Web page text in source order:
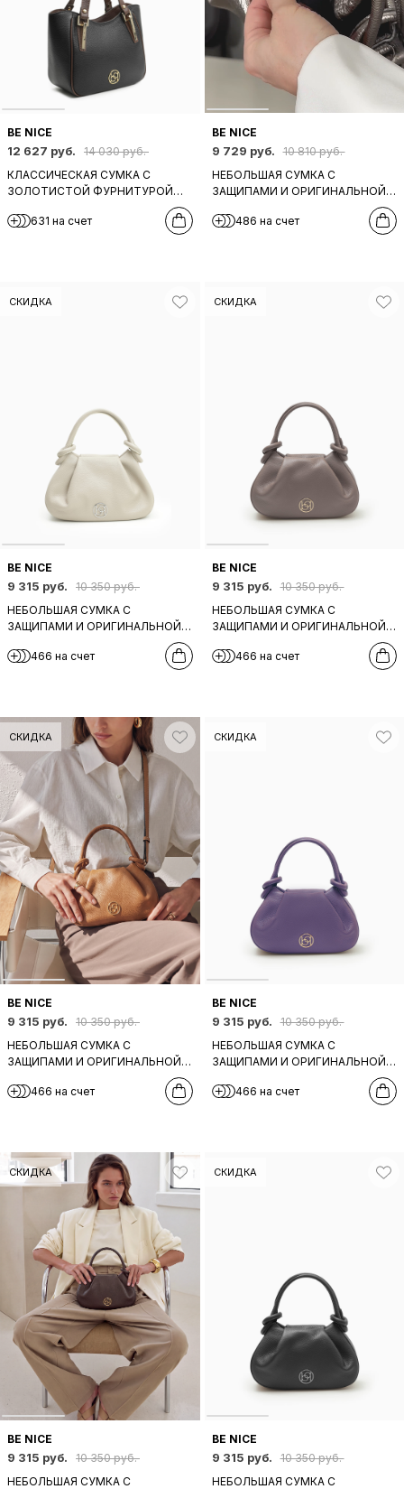
BE NICE
12 627 руб.
14 030 руб.
КЛАССИЧЕСКАЯ СУМКА С
ЗОЛОТИСТОЙ ФУРНИТУРОЙ
ОТ BE NICE ИЗ НАТУРАЛЬНОЙ
ЧЕРНОЙ КОЖИ
631 на счет
BE NICE
9 729 руб.
10 810 руб.
НЕБОЛЬШАЯ СУМКА С
ЗАЩИПАМИ И ОРИГИНАЛЬНОЙ
НАТУРАЛЬНОЙ КОЖИ
486 на счет
СКИДКА
BE NICE
9 315 руб.
10 350 руб.
НЕБОЛЬШАЯ СУМКА С
ЗАЩИПАМИ И ОРИГИНАЛЬНОЙ
НАТУРАЛЬНОЙ КОЖИ БЕЖЕВОГО
466 на счет
СКИДКА
BE NICE
9 315 руб.
10 350 руб.
НЕБОЛЬШАЯ СУМКА С
ЗАЩИПАМИ И ОРИГИНАЛЬНОЙ
НАТУРАЛЬНОЙ СЕРО-БЕЖЕВОЙ
466 на счет
СКИДКА
BE NICE
9 315 руб.
10 350 руб.
НЕБОЛЬШАЯ СУМКА С
ЗАЩИПАМИ И ОРИГИНАЛЬНОЙ
НАТУРАЛЬНОЙ РЫЖЕЙ КОЖИ
466 на счет
СКИДКА
BE NICE
9 315 руб.
10 350 руб.
НЕБОЛЬШАЯ СУМКА С
ЗАЩИПАМИ И ОРИГИНАЛЬНОЙ
НАТУРАЛЬНОЙ КОЖИ
466 на счет
СКИДКА
BE NICE
9 315 руб.
10 350 руб.
НЕБОЛЬШАЯ СУМКА С
СКИДКА
BE NICE
9 315 руб.
10 350 руб.
НЕБОЛЬШАЯ СУМКА С